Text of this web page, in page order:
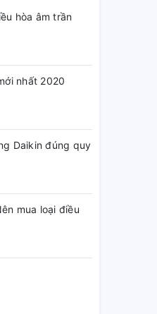
hòa âm trần
nhất 2020
Daikin đúng quy
mua loại điều